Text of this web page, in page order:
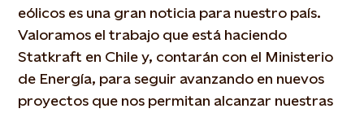
eólicos es una gran noticia para nuestro país.
Valoramos el trabajo que está haciendo
Statkraft en Chile y, contarán con el Ministerio
de Energía, para seguir avanzando en nuevos
proyectos que nos permitan alcanzar nuestras